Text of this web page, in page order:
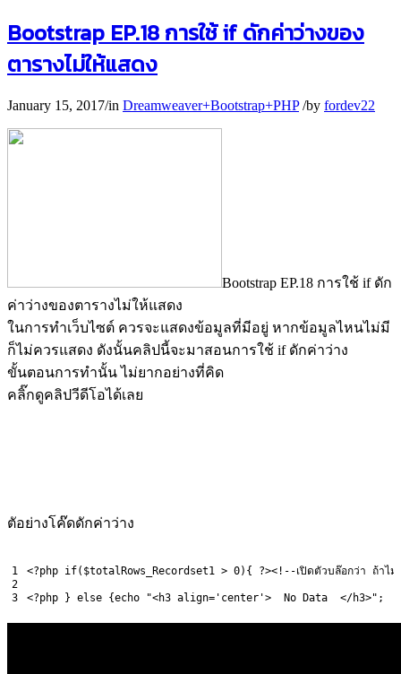
Bootstrap EP.18 การใช้ if ดักค่าว่างของ
ตารางไม่ให้แสดง
January 15, 2017/in Dreamweaver+Bootstrap+PHP /by fordev22
Bootstrap EP.18 การใช้ if ดัก
ค่าว่างของตารางไม่ให้แสดง
ในการทำเว็บไซต์ ควรจะแสดงข้อมูลที่มีอยู่ หากข้อมูลไหนไม่มี
ก็ไม่ควรแสดง ดังนั้นคลิปนี้จะมาสอนการใช้ if ดักค่าว่าง
ขั้นตอนการทำนั้น ไม่ยากอย่างที่คิด
คลิ๊กดูคลิปวีดีโอได้เลย
ตัอย่างโค๊ดดักค่าว่าง
1
2
3
<?php if( $totalRows_Recordset1 > 0) { ?>< ! --เปิดตัวบล๊อกว่า ถ้าไม่
<?php } else {echo "<h3 align='center'>  No Data  </h3>" ;